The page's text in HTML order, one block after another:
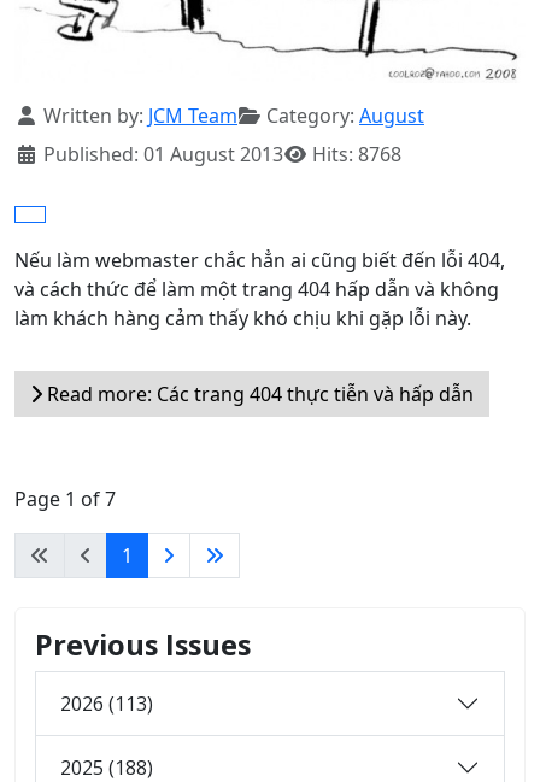
Details
Written by: JCM Team Category: August
Published: 01 August 2013
Hits: 8768
Nếu làm webmaster chắc hẳn ai cũng biết đến lỗi 404,
và cách thức để làm một trang 404 hấp dẫn và không
làm khách hàng cảm thấy khó chịu khi gặp lỗi này.
Read more: Các trang 404 thực tiễn và hấp dẫn
Page 1 of 7
1
Previous Issues
2026 (113)
2025 (188)